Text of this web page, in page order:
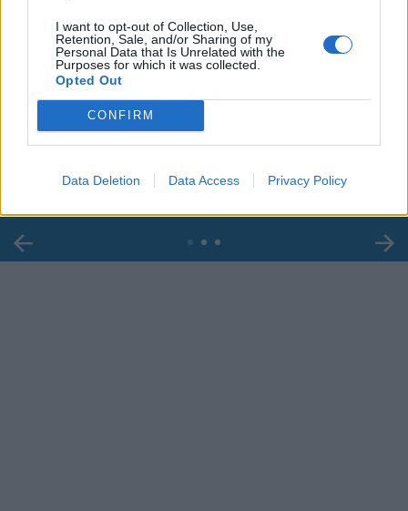
I want to opt-out of Collection, Use,
Retention, Sale, and/or Sharing of my
Personal Data that Is Unrelated with the
Purposes for which it was collected.
Opted Out
CONFIRM
Data Deletion Data Access Privacy Policy
Leonardo Maria Del Vecchio dall'ex compagna